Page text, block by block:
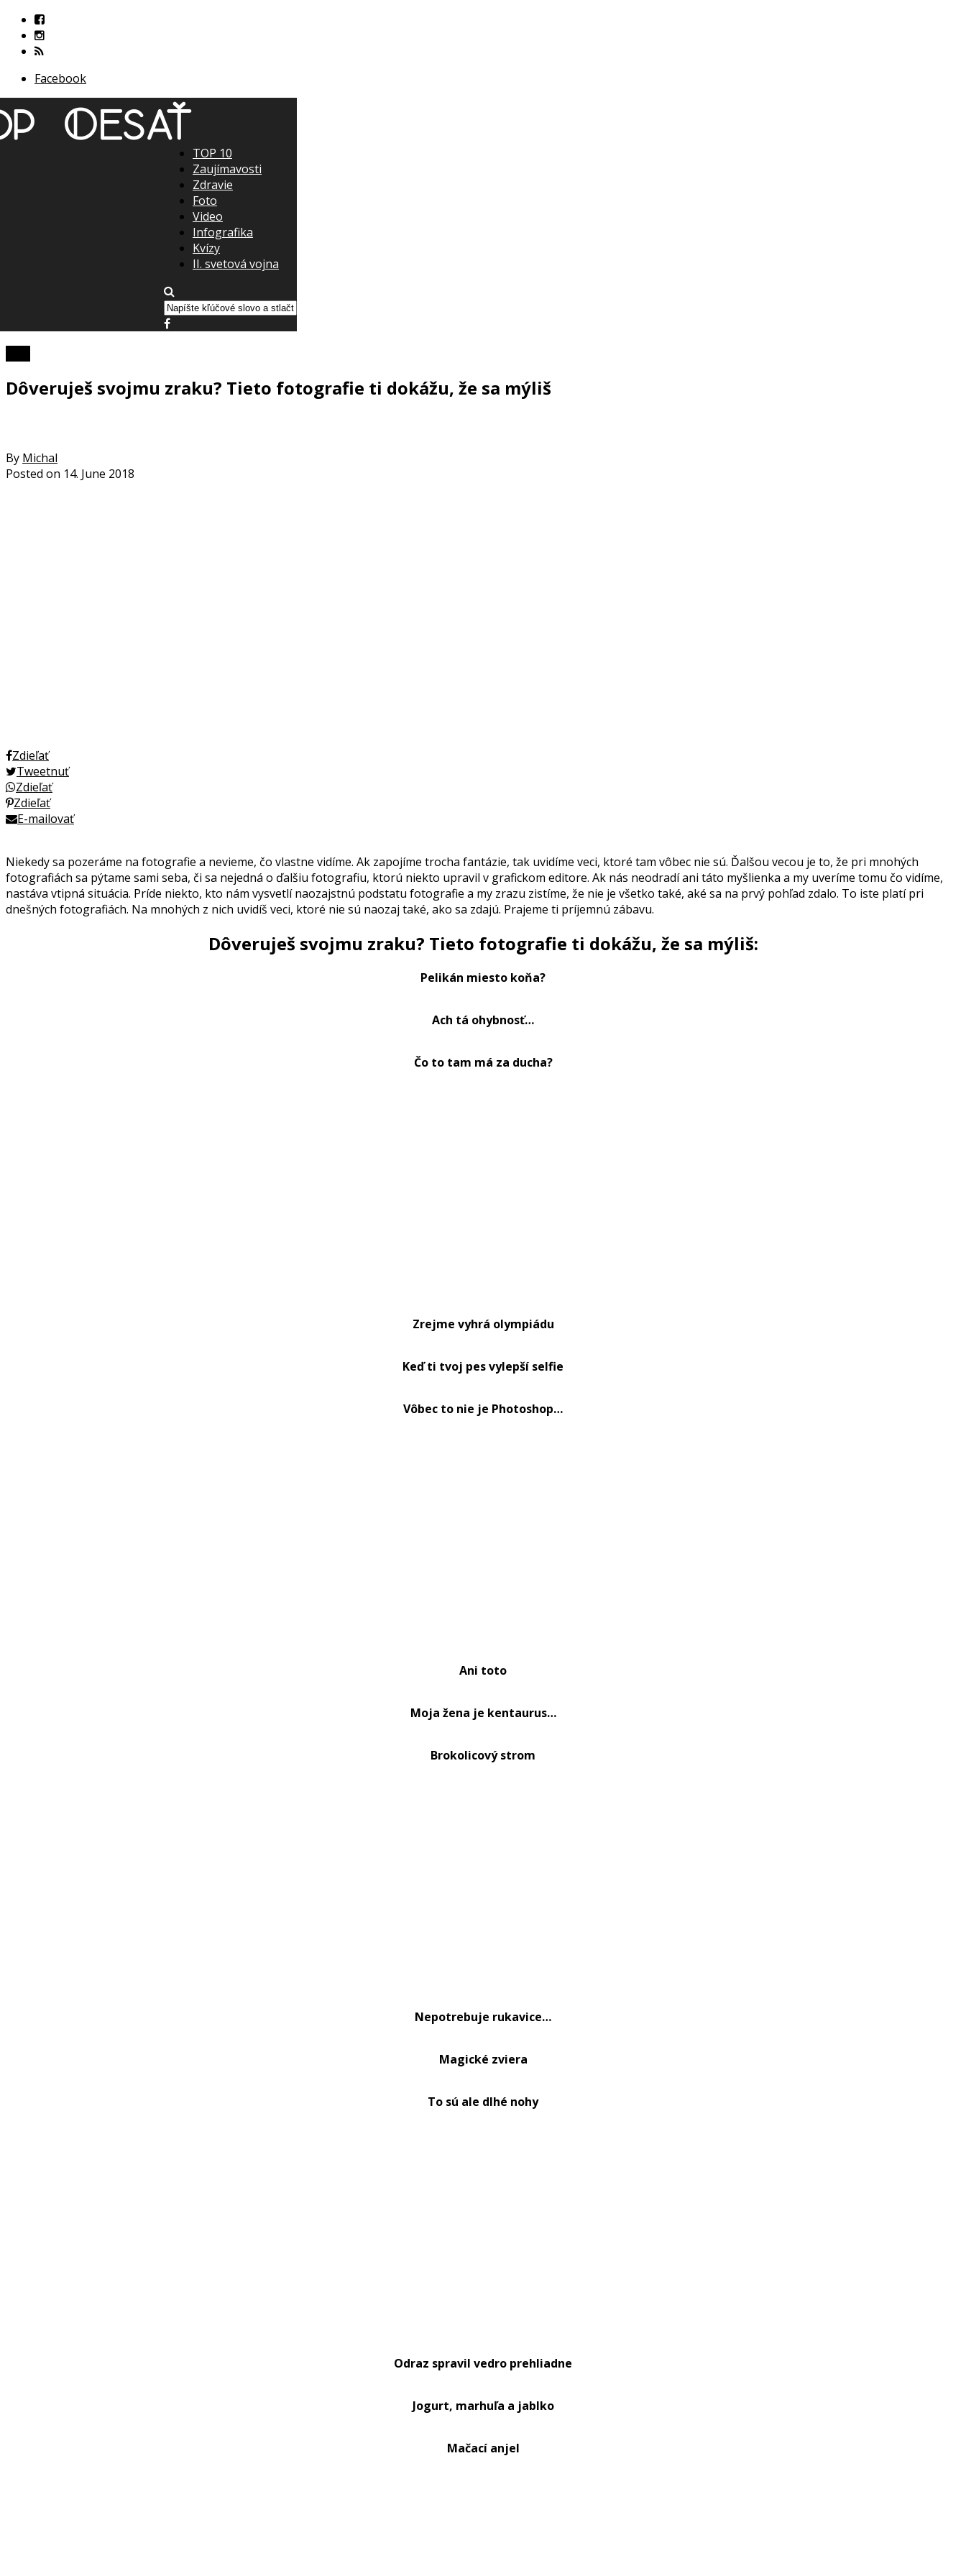
Facebook
TOP 10
Zaujímavosti
Zdravie
Foto
Video
Infografika
Kvízy
II. svetová vojna
Dôveruješ svojmu zraku? Tieto fotografie ti dokážu, že sa mýliš
By Michal
Posted on 14. June 2018
Zdieľať
Tweetnuť
Zdieľať
Zdieľať
E-mailovať
Niekedy sa pozeráme na fotografie a nevieme, čo vlastne vidíme. Ak zapojíme trocha fantázie, tak uvidíme veci, ktoré tam vôbec nie sú. Ďalšou vecou je to, že pri mnohých
fotografiách sa pýtame sami seba, či sa nejedná o ďalšiu fotografiu, ktorú niekto upravil v grafickom editore. Ak nás neodradí ani táto myšlienka a my uveríme tomu čo vidíme,
nastáva vtipná situácia. Príde niekto, kto nám vysvetlí naozajstnú podstatu fotografie a my zrazu zistíme, že nie je všetko také, aké sa na prvý pohľad zdalo. To iste platí pri
dnešných fotografiách. Na mnohých z nich uvidíš veci, ktoré nie sú naozaj také, ako sa zdajú. Prajeme ti príjemnú zábavu.
Dôveruješ svojmu zraku? Tieto fotografie ti dokážu, že sa mýliš:
Pelikán miesto koňa?
Ach tá ohybnosť…
Čo to tam má za ducha?
Zrejme vyhrá olympiádu
Keď ti tvoj pes vylepší selfie
Vôbec to nie je Photoshop…
Ani toto
Moja žena je kentaurus…
Brokolicový strom
Nepotrebuje rukavice…
Magické zviera
To sú ale dlhé nohy
Odraz spravil vedro prehliadne
Jogurt, marhuľa a jablko
Mačací anjel